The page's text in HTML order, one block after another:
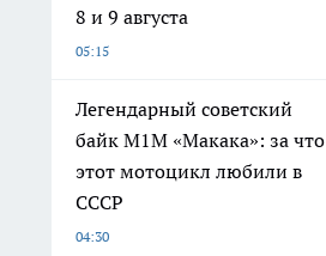
8 и 9 августа
05:15
Легендарный советский
байк М1М «Макака»: за что
этот мотоцикл любили в
СССР
04:30